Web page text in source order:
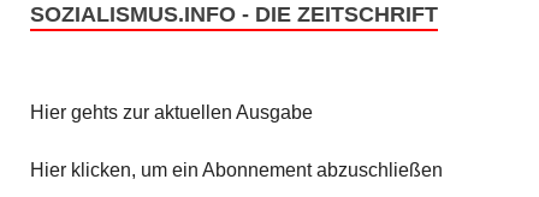
SOZIALISMUS.INFO - DIE ZEITSCHRIFT
Hier gehts zur aktuellen Ausgabe
Hier klicken, um ein Abonnement abzuschließen